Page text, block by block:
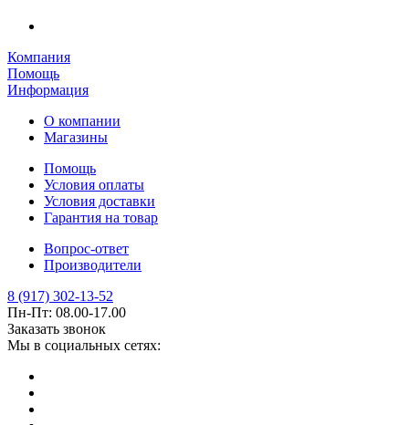
Компания
Помощь
Информация
О компании
Магазины
Помощь
Условия оплаты
Условия доставки
Гарантия на товар
Вопрос-ответ
Производители
8 (917) 302-13-52
Пн-Пт: 08.00-17.00
Заказать звонок
Мы в социальных сетях: